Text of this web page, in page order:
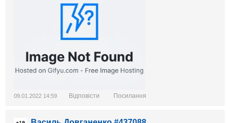
09.01.2022 14:59 Відповісти Посилання